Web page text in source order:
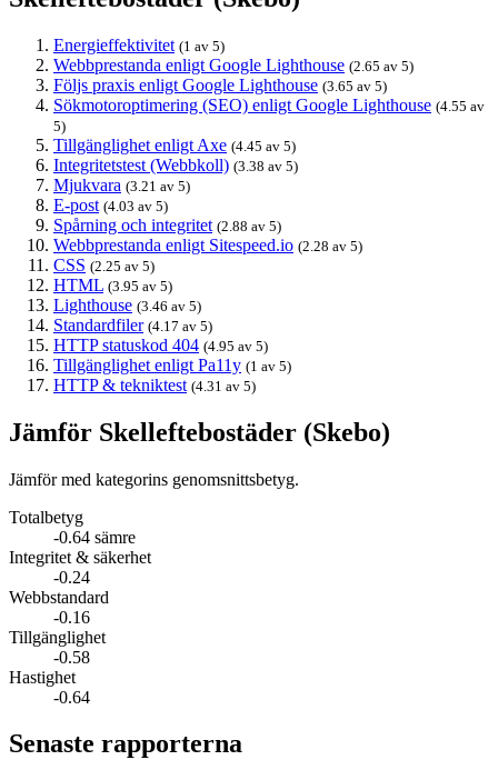
Energieffektivitet (1 av 5)
Webbprestanda enligt Google Lighthouse (2.65 av 5)
Följs praxis enligt Google Lighthouse (3.65 av 5)
Sökmotoroptimering (SEO) enligt Google Lighthouse (4.55 av
5)
Tillgänglighet enligt Axe (4.45 av 5)
Integritetstest (Webbkoll) (3.38 av 5)
Mjukvara (3.21 av 5)
E-post (4.03 av 5)
Spårning och integritet (2.88 av 5)
Webbprestanda enligt Sitespeed.io (2.28 av 5)
CSS (2.25 av 5)
HTML (3.95 av 5)
Lighthouse (3.46 av 5)
Standardfiler (4.17 av 5)
HTTP statuskod 404 (4.95 av 5)
Tillgänglighet enligt Pa11y (1 av 5)
HTTP & tekniktest (4.31 av 5)
Jämför Skelleftebostäder (Skebo)
Jämför med kategorins genomsnittsbetyg.
Totalbetyg
-0.64 sämre
Integritet & säkerhet
-0.24
Webbstandard
-0.16
Tillgänglighet
-0.58
Hastighet
-0.64
Senaste rapporterna